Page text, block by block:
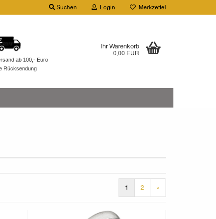
Suchen Login Merkzettel
ab 100,- Euro
Rücksendung
Ihr Warenkorb
0,00 EUR
1 2 »